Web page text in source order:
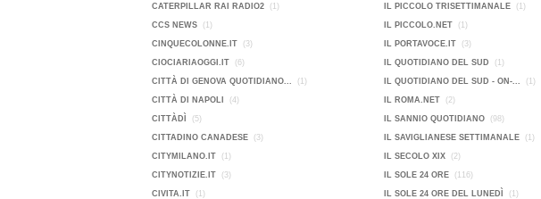
CATERPILLAR RAI RADIO2 (1)
CCS NEWS (1)
CINQUECOLONNE.IT (3)
CIOCIARIAOGGI.IT (6)
CITTÀ DI GENOVA QUOTIDIANO... (1)
CITTÀ DI NAPOLI (4)
CITTÀDÌ (5)
CITTADINO CANADESE (3)
CITYMILANO.IT (1)
CITYNOTIZIE.IT (3)
CIVITA.IT (1)
IL PICCOLO TRISETTIMANALE (1)
IL PICCOLO.NET (1)
IL PORTAVOCE.IT (3)
IL QUOTIDIANO DEL SUD (1)
IL QUOTIDIANO DEL SUD - ON-... (1)
IL ROMA.NET (2)
IL SANNIO QUOTIDIANO (98)
IL SAVIGLIANESE SETTIMANALE (1)
IL SECOLO XIX (2)
IL SOLE 24 ORE (116)
IL SOLE 24 ORE DEL LUNEDÌ (1)